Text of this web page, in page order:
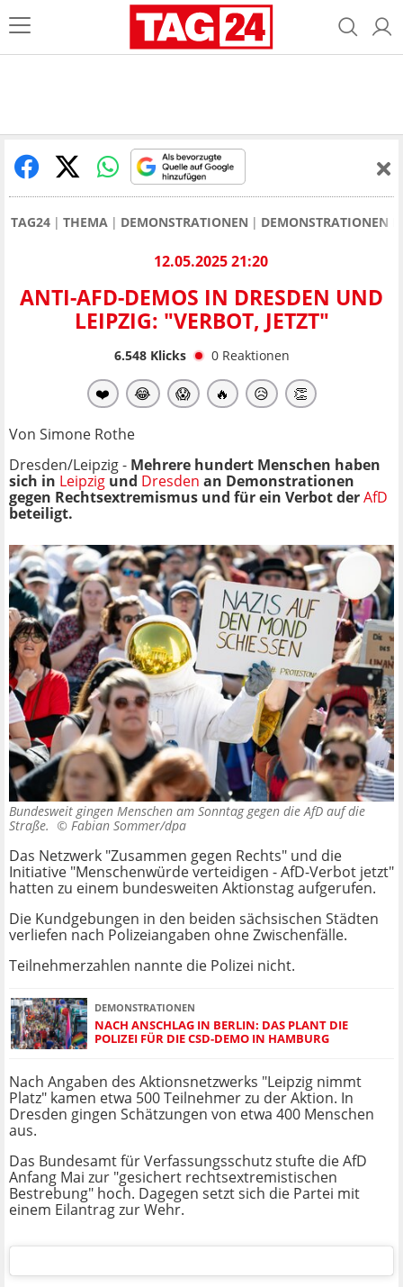
TAG24 THEMA DEMONSTRATIONEN DEMONSTRATIONEN
12.05.2025 21:20
ANTI-AFD-DEMOS IN DRESDEN UND
LEIPZIG: "VERBOT, JETZT"
6.548Klicks 0 Reaktionen
❤️ 😂 😱 🔥 😥 👏
Von Simone Rothe
Dresden/Leipzig - Mehrere hundert Menschen haben
sich in Leipzig und Dresden an Demonstrationen
gegen Rechtsextremismus und für ein Verbot derAfD
beteiligt.
Bundesweit gingen Menschen am Sonntag gegen die AfD auf die
Straße. © Fabian Sommer/dpa
Das Netzwerk "Zusammen gegen Rechts" und die
Initiative "Menschenwürde verteidigen - AfD-Verbot jetzt"
hatten zu einem bundesweiten Aktionstag aufgerufen.
Die Kundgebungen in den beiden sächsischen Städten
verliefen nach Polizeiangaben ohne Zwischenfälle.
Teilnehmerzahlen nannte die Polizei nicht.
DEMONSTRATIONEN
NACH ANSCHLAG IN BERLIN: DAS PLANT DIE
POLIZEI FÜR DIE CSD-DEMO IN HAMBURG
Nach Angaben des Aktionsnetzwerks "Leipzig nimmt
Platz" kamen etwa 500 Teilnehmer zu der Aktion. In
Dresden gingen Schätzungen von etwa 400 Menschen
aus.
Das Bundesamt für Verfassungsschutz stufte die AfD
Anfang Mai zur "gesichert rechtsextremistischen
Bestrebung" hoch. Dagegen setzt sich die Partei mit
einem Eilantrag zur Wehr.